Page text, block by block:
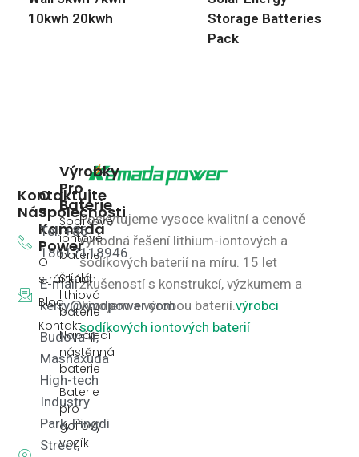
10kwh 20kwh
Storage Batteries
Pack
Poskytujeme vysoce kvalitní a cenově
výhodná řešení lithium-iontových a
sodíkových baterií na míru. 15 let
zkušeností s konstrukcí, výzkumem a
vývojem a výrobou baterií.výrobci
sodíkových iontových baterií
Výrobky
Pro
Baterie
Sodíkové
iontové
baterie
Štíhlá
lithiová
baterie
Napájecí
nástěnná
baterie
Baterie
pro
golfový
vozík
O
Společnosti
Kamada
Power
O
stránkách
Blog
Kontakt
Kontaktujte
Nás
Tel: +86
18617118946
E-mail:
kerry@kmdpower.com
Budova 4,
Mashaxuda
High-tech
Industry
Park, Pingdi
Street,